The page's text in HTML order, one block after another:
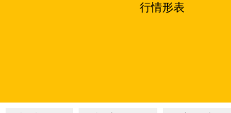
行情形表